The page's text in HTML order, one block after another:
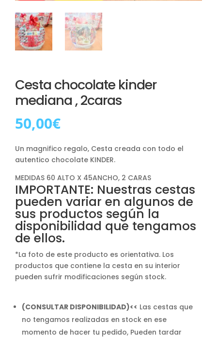
Cesta chocolate kinder
mediana , 2caras
50,00€
Un magnifico regalo, Cesta creada con todo el
autentico chocolate KINDER.
MEDIDAS 60 ALTO X 45ANCHO, 2 CARAS
IMPORTANTE: Nuestras cestas
pueden variar en algunos de
sus productos según la
disponibilidad que tengamos
de ellos.
*La foto de este producto es orientativa. Los
productos que contiene la cesta en su interior
pueden sufrir modificaciones según stock.
(CONSULTAR DISPONIBILIDAD)<< Las cestas que
no tengamos realizadas en stock en ese
momento de hacer tu pedido, Pueden tardar